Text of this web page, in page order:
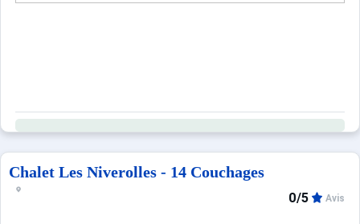
Chalet Les Niverolles - 14 Couchages
0/5 Avis